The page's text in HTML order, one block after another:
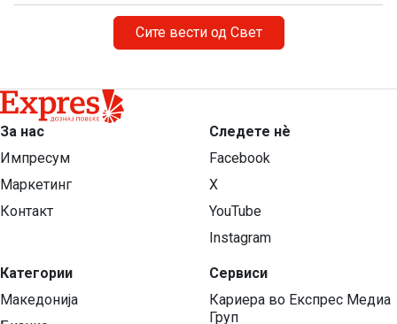
Сите вести од Свет
За нас
Импресум
Маркетинг
Контакт
Категории
Македонија
Следете нѐ
Facebook
X
YouTube
Instagram
Сервиси
Кариера во Експрес Медиа
Груп